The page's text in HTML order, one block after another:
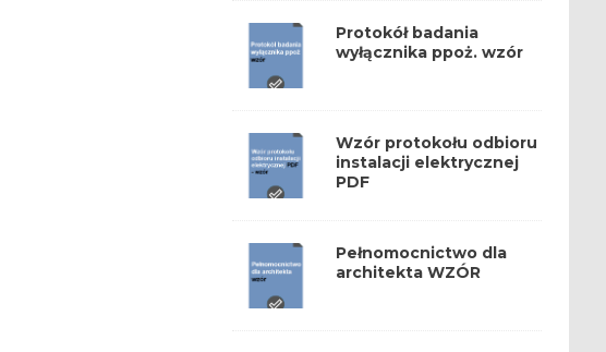
Protokół badania
wyłącznika ppoż. wzór
Wzór protokołu odbioru
instalacji elektrycznej
PDF
Pełnomocnictwo dla
architekta WZÓR